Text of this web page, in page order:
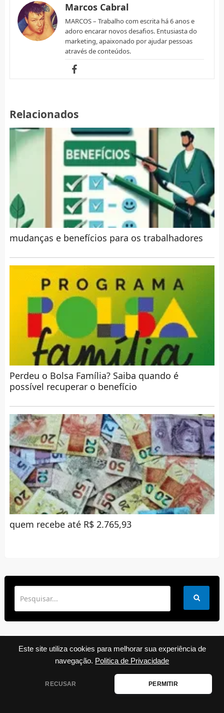
Este site utiliza cookies para melhorar sua experiência de
navegação. Politica de Privacidade
RECUSAR PERMITIR
Marcos Cabral
MARCOS – Trabalho com escrita há 6 anos e
adoro encarar novos desafios. Entusiasta do
marketing, apaixonado por ajudar pessoas
através de conteúdos.
Relacionados
mudanças e benefícios para os trabalhadores
Perdeu o Bolsa Família? Saiba quando é
possível recuperar o benefício
quem recebe até R$ 2.765,93
✉ RECEBA POR E-MAIL